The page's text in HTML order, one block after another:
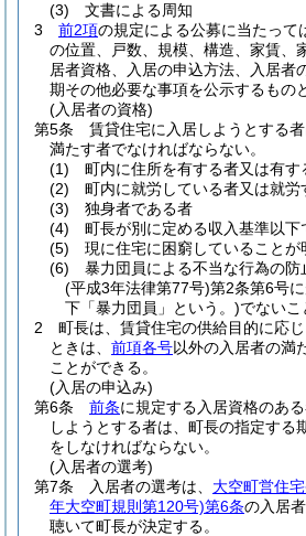
(3)
文書による周知
3
前2項の規定による公募に当たって
の位置、戸数、規模、構造、家賃、
居者資格、入居の申込方法、入居者
期その他必要な事項を公示するもの
(入居者の資格)
第5条
賃貸住宅に入居しようとする
満たす者でなければならない。
(1)
町内に住所を有する者又は有す
(2)
町内に就労している者又は就
(3)
独身者である者
(4)
町長が別に定める収入基準以下
(5)
現に住宅に困窮していることが
(6)
暴力団員による不当な行為の
(平成3年法律第77号)第2条第6号
下「暴力団員」という。)でないこ
2
町長は、賃貸住宅の供給目的に応
ときは、 前項各号以外の入居者の満
ことができる。
(入居の申込み)
第6条
前条に規定する入居資格のあ
しようとする者は、町長の指定する
をしなければならない。
(入居者の選考)
第7条
入居者の選考は、 大空町営住
年大空町規則第120号)第6条の入居
聴いて町長が決定する。